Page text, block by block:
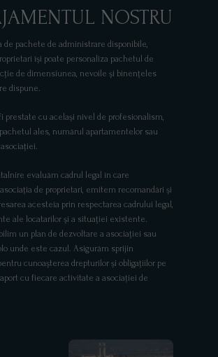
NOSTRU
de pachete de administrare disponibile,
își poate personaliza pachetul de
de dimensiunea, nevoile și binențeles
dispune.
prestate cu același nivel de profesionalism,
ales, numărul apartamentelor sau
evaluăm cadrul legal în care
de proprietari, emitem recomandări și
acesteia prin respectarea cadrului legal,
ale locatarilor și a situației existente.
un plan de dezvoltare a asociației sau
unde este cazul. Asigurăm sprijin
cunoașterea drepturilor și obligațiilor pe
cu fiecare activitate a asociației de